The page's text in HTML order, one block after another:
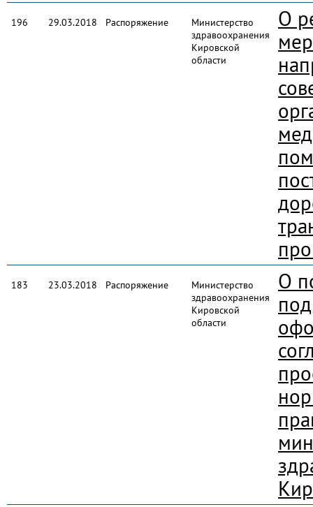
196 29.03.2018 Распоряжение
Министерство
здравоохранения
Кировской
области
О
183 23.03.2018 Распоряжение
Министерство
здравоохранения
Кировской
области
О